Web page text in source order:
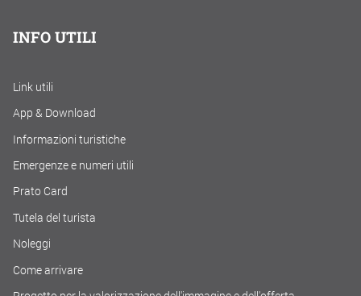
INFO UTILI
Link utili
App & Download
Informazioni turistiche
Emergenze e numeri utili
Prato Card
Tutela del turista
Noleggi
Come arrivare